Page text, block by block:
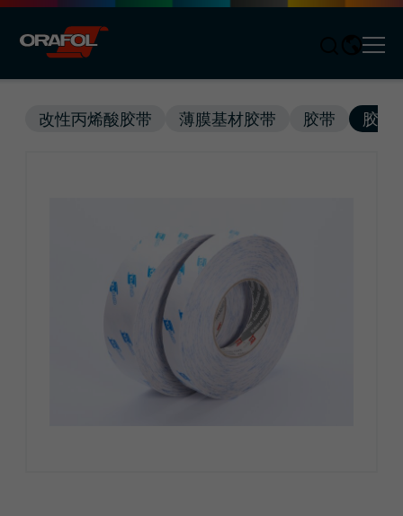
改性丙烯酸胶带 薄膜基材胶带 胶带 胶带